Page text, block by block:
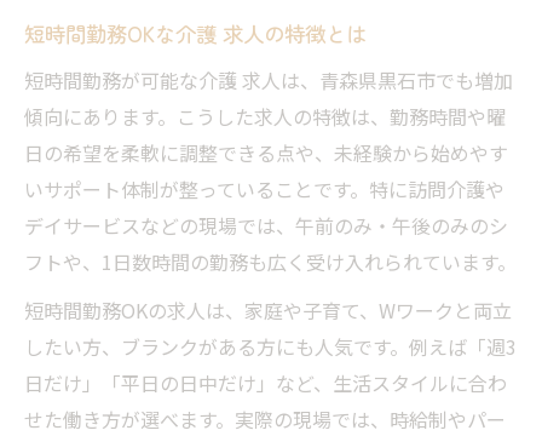
短時間勤務OKな介護 求人の特徴とは
短時間勤務が可能な介護 求人は、青森県黒石市でも増加
傾向にあります。こうした求人の特徴は、勤務時間や曜
日の希望を柔軟に調整できる点や、未経験から始めやす
いサポート体制が整っていることです。特に訪問介護や
デイサービスなどの現場では、午前のみ・午後のみのシ
フトや、1日数時間の勤務も広く受け入れられています。
短時間勤務OKの求人は、家庭や子育て、Wワークと両立
したい方、ブランクがある方にも人気です。例えば「週3
日だけ」「平日の日中だけ」など、生活スタイルに合わ
せた働き方が選べます。実際の現場では、時給制やパー